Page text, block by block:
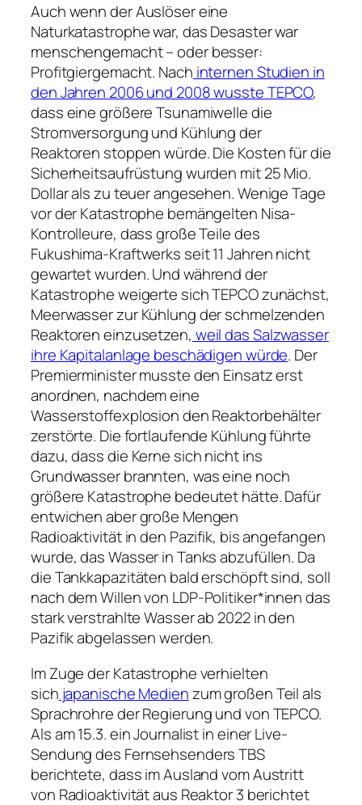
Auch wenn der Auslöser eine
Naturkatastrophe war, das Desaster war
menschengemacht – oder besser:
Profitgiergemacht. Nach internen Studien in
den Jahren 2006 und 2008 wusste TEPCO,
dass eine größere Tsunamiwelle die
Stromversorgung und Kühlung der
Reaktoren stoppen würde. Die Kosten für die
Sicherheitsaufrüstung wurden mit 25 Mio.
Dollar als zu teuer angesehen. Wenige Tage
vor der Katastrophe bemängelten Nisa-
Kontrolleure, dass große Teile des
Fukushima-Kraftwerks seit 11 Jahren nicht
gewartet wurden. Und während der
Katastrophe weigerte sich TEPCO zunächst,
Meerwasser zur Kühlung der schmelzenden
Reaktoren einzusetzen, weil das Salzwasser
ihre Kapitalanlage beschädigen würde. Der
Premierminister musste den Einsatz erst
anordnen, nachdem eine
Wasserstoffexplosion den Reaktorbehälter
zerstörte. Die fortlaufende Kühlung führte
dazu, dass die Kerne sich nicht ins
Grundwasser brannten, was eine noch
größere Katastrophe bedeutet hätte. Dafür
entwichen aber große Mengen
Radioaktivität in den Pazifik, bis angefangen
wurde, das Wasser in Tanks abzufüllen. Da
die Tankkapazitäten bald erschöpft sind, soll
nach dem Willen von LDP-Politiker*innen das
stark verstrahlte Wasser ab 2022 in den
Pazifik abgelassen werden.
Im Zuge der Katastrophe verhielten
sich japanische Medienzum großen Teil als
Sprachrohre der Regierung und von TEPCO.
Als am 15.3. ein Journalist in einer Live-
Sendung des Fernsehsenders TBS
berichtete, dass im Ausland vom Austritt
von Radioaktivität aus Reaktor 3 berichtet